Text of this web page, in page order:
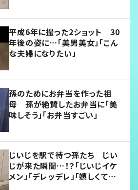
平成6年に撮った2ショット 30
年後の姿に…「美男美女」「こん
な夫婦になりたい」
孫のためにお弁当を作った祖
母 孫が絶賛したお弁当に「美
味しそう」「お弁当すごい」
じいじを駅で待つ孫たち じい
じが来た瞬間…！？「じいじイケ
メン」「デレッデレ」「嬉しくて可